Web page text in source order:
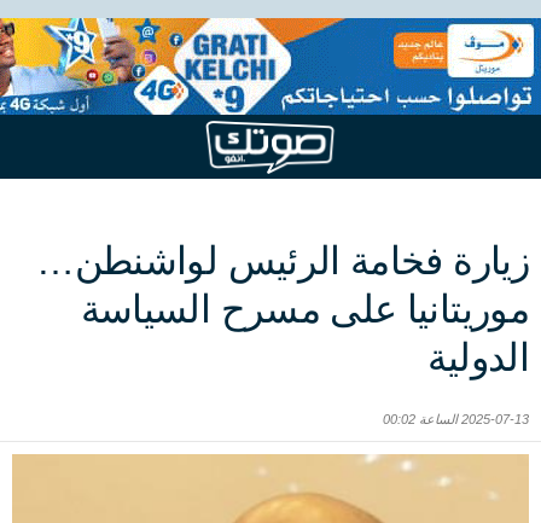
زيارة فخامة الرئيس لواشنطن…
موريتانيا على مسرح السياسة
الدولية
2025-07-13 الساعة 00:02